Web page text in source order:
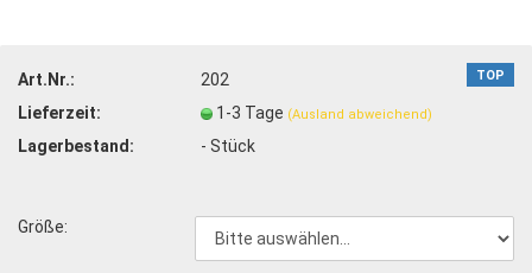
TOP
Art.Nr.:
202
Lieferzeit:
1-3 Tage (Ausland abweichend)
Lagerbestand: -Stück
Größe: